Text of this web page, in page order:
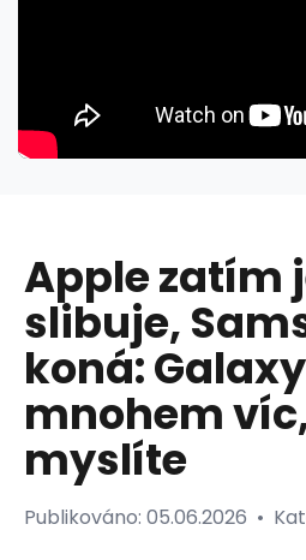
Apple zatím
slibuje,
koná:
mnohem
myslíte
Publikováno: 05.06.2026 •